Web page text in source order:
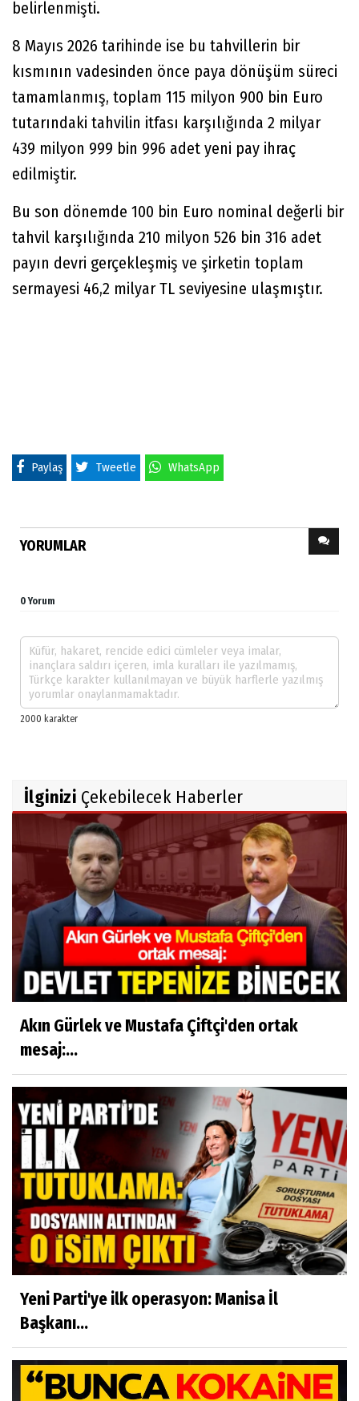
belirlenmişti.
8 Mayıs 2026 tarihinde ise bu tahvillerin bir
kısmının vadesinden önce paya dönüşüm süreci
tamamlanmış, toplam 115 milyon 900 bin Euro
tutarındaki tahvilin itfası karşılığında 2 milyar
439 milyon 999 bin 996 adet yeni pay ihraç
edilmiştir.
Bu son dönemde 100 bin Euro nominal değerli bir
tahvil karşılığında 210 milyon 526 bin 316 adet
payın devri gerçekleşmiş ve şirketin toplam
sermayesi 46,2 milyar TL seviyesine ulaşmıştır.
Paylaş Tweetle WhatsApp
YORUMLAR
0 Yorum
İlginizi Çekebilecek Haberler
Akın Gürlek ve Mustafa Çiftçi'den ortak
mesaj:...
Yeni Parti'ye ilk operasyon: Manisa İl
Başkanı...